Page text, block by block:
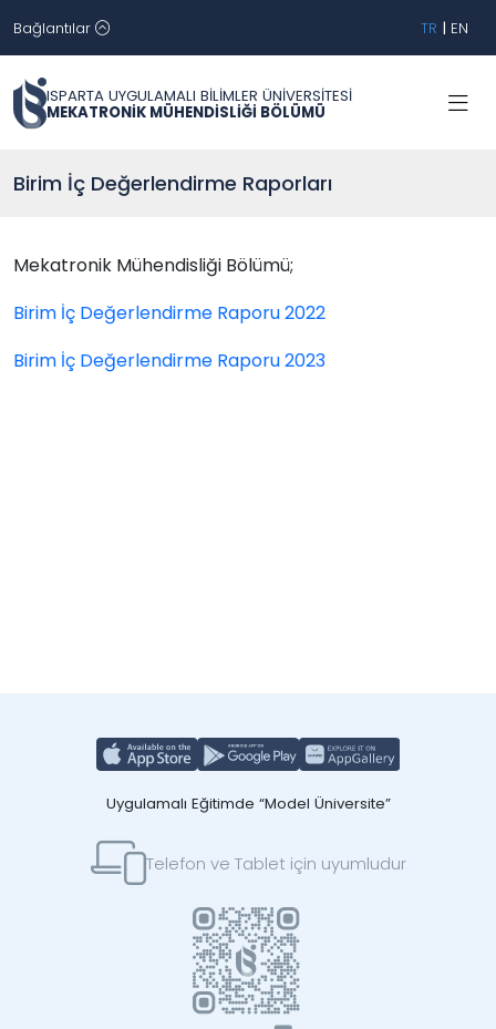
Bağlantılar TR | EN
ISPARTA UYGULAMALI BİLİMLER ÜNİVERSİTESİ
MEKATRONİK MÜHENDİSLİĞİ BÖLÜMÜ
Birim İç Değerlendirme Raporları
Mekatronik Mühendisliği Bölümü;
Birim İç Değerlendirme Raporu 2022
Birim İç Değerlendirme Raporu 2023
Uygulamalı Eğitimde “Model Üniversite”
Telefon ve Tablet için uyumludur